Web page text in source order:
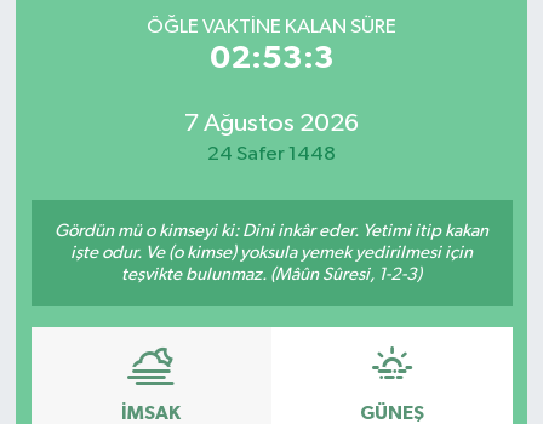
ÖĞLE VAKTINE KALAN SÜRE
02:53:3
7 Ağustos 2026
24 Safer 1448
Gördün mü o kimseyi ki: Dini inkâr eder. Yetimi itip kakan
işte odur. Ve (o kimse) yoksula yemek yedirilmesi için
teşvikte bulunmaz. (Mâûn Sûresi, 1-2-3)
İMSAK GÜNEŞ